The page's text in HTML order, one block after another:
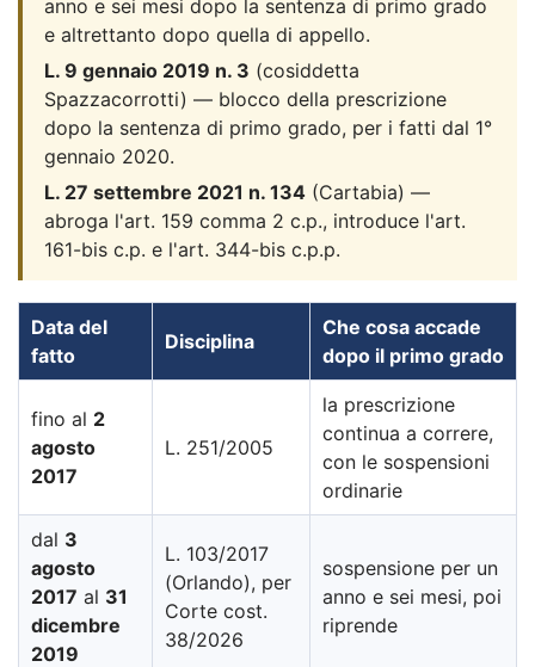
anno e sei mesi dopo la sentenza di primo grado
e altrettanto dopo quella di appello.
L. 9 gennaio 2019 n. 3 (cosiddetta
Spazzacorrotti) — blocco della prescrizione
dopo la sentenza di primo grado, per i fatti dal 1°
gennaio 2020.
L. 27 settembre 2021 n. 134 (Cartabia) —
abroga l'art. 159 comma 2 c.p., introduce l'art.
161-bis c.p. e l'art. 344-bis c.p.p.
Data del
fatto
Disciplina
Che cosa accade
dopo il primo grado
fino al 2
agosto
2017
L. 251/2005
la prescrizione
continua a correre,
con le sospensioni
ordinarie
dal 3
agosto
2017 al 31
dicembre
2019
L. 103/2017
(Orlando), per
Corte cost.
38/2026
sospensione per un
anno e sei mesi, poi
riprende